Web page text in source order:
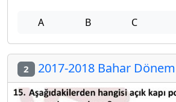
A B C
2 2017-2018 Bahar Dönemi